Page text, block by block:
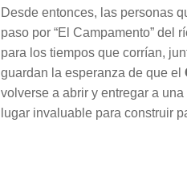
Desde entonces, las personas
paso por “El Campamento” del
para los tiempos que corrían,
guardan la esperanza de que el
volverse a abrir y entregar a
lugar invaluable para construir